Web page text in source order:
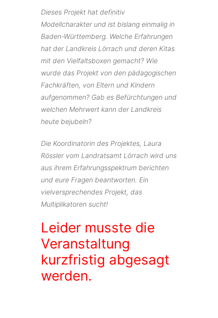
Dieses Projekt hat definitiv
Modellcharakter und ist bislang einmalig in
Baden-Württemberg. Welche Erfahrungen
hat der Landkreis Lörrach und deren Kitas
mit den Vielfaltsboxen gemacht? Wie
wurde das Projekt von den pädagogischen
Fachkräften, von Eltern und Kindern
aufgenommen? Gab es Befürchtungen und
welchen Mehrwert kann der Landkreis
heute bejubeln?
Die Koordinatorin des Projektes, Laura
Rössler vom Landratsamt Lörrach wird uns
aus ihrem Erfahrungsspektrum berichten
und eure Fragen beantworten. Ein
vielversprechendes Projekt, das
Multiplikatoren sucht!
Leider musste die
Veranstaltung
kurzfristig abgesagt
werden.